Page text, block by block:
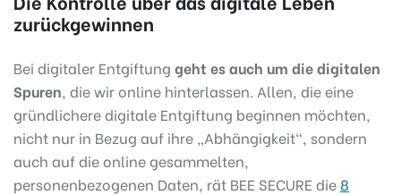
zurückgewinnen
Bei digitaler Entgiftung geht es auch um die digitalen
Spuren, die wir online hinterlassen. Allen, die eine
gründlichere digitale Entgiftung beginnen möchten,
nicht nur in Bezug auf ihre „Abhängigkeit“, sondern
auch auf die online gesammelten,
personenbezogenen Daten, rät BEE SECURE die 8